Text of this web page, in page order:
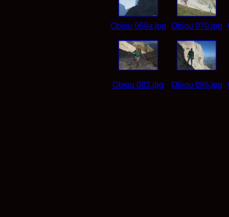
Obiou 069a.jpg Obiou 070.jpg
Obiou 083.jpg Obiou 086.jpg